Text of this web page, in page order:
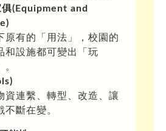
(Equipment and
原有的「用法」，校園的
和設施都可變出「玩
。
資連繫、轉型、改造、讓
不斷在變。